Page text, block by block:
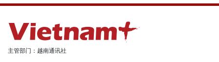
主管部门：越南通讯社